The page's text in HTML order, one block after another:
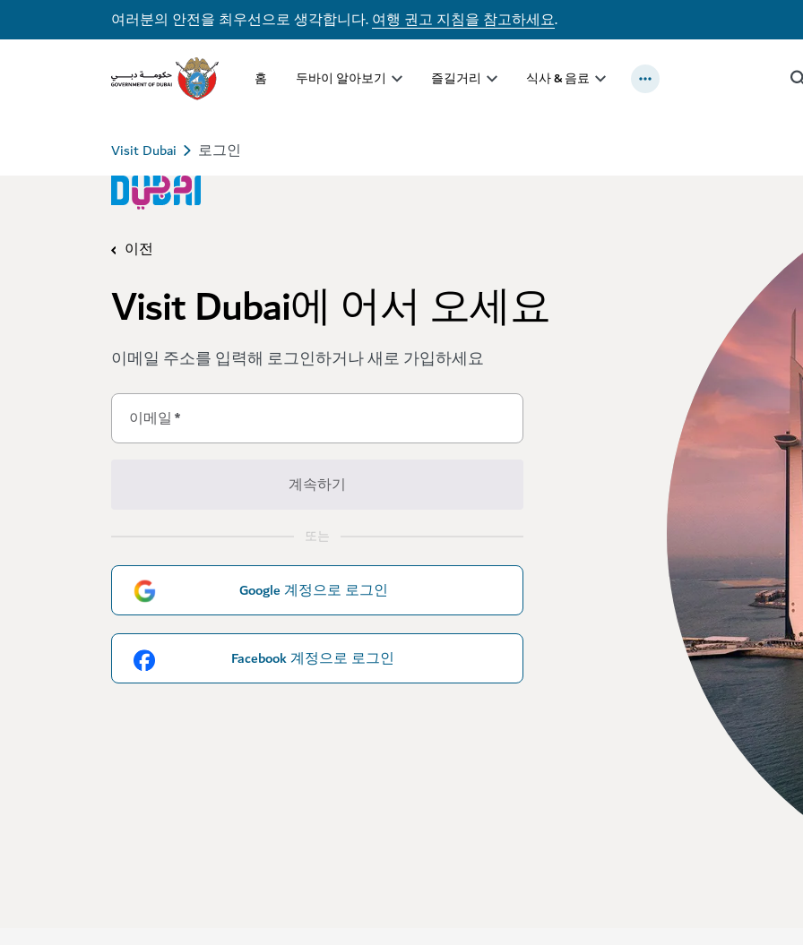
여러분의 안전을 최우선으로 생각합니다.여행 권고 지침을 참고하세요.
홈 두바이 알아보기 즐길거리 식사 & 음료
Visit Dubai 로그인
이전
Visit Dubai에 어서 오세요
이메일 주소를 입력해 로그인하거나 새로 가입하세요
이메일*
계속하기
또는
Google 계정으로 로그인
Facebook 계정으로 로그인